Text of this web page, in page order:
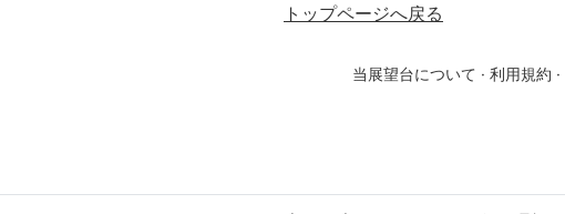
トップページへ戻る
当展望台について · 利用規約 ·